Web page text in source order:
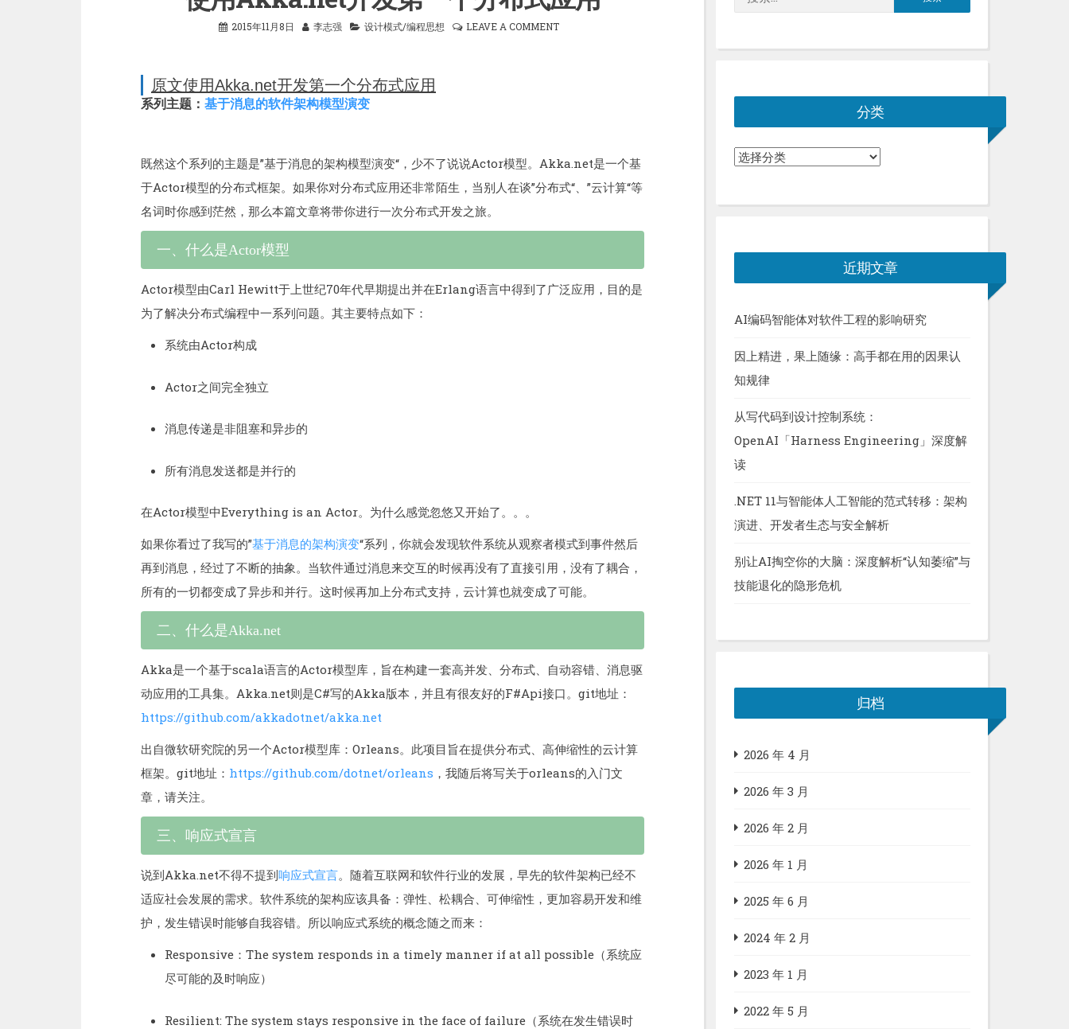
2015年11月8日 李志强 设计模式/编程思想 LEAVE A COMMENT
原文使用Akka.net开发第一个分布式应用
系列主题： 基于消息的软件架构模型演变
既然这个系列的主题是”基于消息的架构模型演变“，少不了说说Actor模型。Akka.net是一个基
于Actor模型的分布式框架。如果你对分布式应用还非常陌生，当别人在谈”分布式“、”云计算“等
名词时你感到茫然，那么本篇文章将带你进行一次分布式开发之旅。
一、什么是Actor模型
Actor模型由Carl Hewitt于上世纪70年代早期提出并在Erlang语言中得到了广泛应用，目的是
为了解决分布式编程中一系列问题。其主要特点如下：
系统由Actor构成
Actor之间完全独立
消息传递是非阻塞和异步的
所有消息发送都是并行的
在Actor模型中Everything is an Actor。为什么感觉忽悠又开始了。。。
如果你看过了我写的”基于消息的架构演变“系列，你就会发现软件系统从观察者模式到事件然后
再到消息，经过了不断的抽象。当软件通过消息来交互的时候再没有了直接引用，没有了耦合，
所有的一切都变成了异步和并行。这时候再加上分布式支持，云计算也就变成了可能。
二、什么是Akka.net
Akka是一个基于scala语言的Actor模型库，旨在构建一套高并发、分布式、自动容错、消息驱
动应用的工具集。Akka.net则是C#写的Akka版本，并且有很友好的F#Api接口。git地址：
https://github.com/akkadotnet/akka.net
出自微软研究院的另一个Actor模型库：Orleans。此项目旨在提供分布式、高伸缩性的云计算
框架。git地址： https://github.com/dotnet/orleans ，我随后将写关于orleans的入门文
章，请关注。
三、响应式宣言
说到Akka.net不得不提到响应式宣言。随着互联网和软件行业的发展，早先的软件架构已经不
适应社会发展的需求。软件系统的架构应该具备：弹性、松耦合、可伸缩性，更加容易开发和维
护，发生错误时能够自我容错。所以响应式系统的概念随之而来：
Responsive：The system responds in a timely manner if at all possible（系统应
尽可能的及时响应）
Resilient: The system stays responsive in the face of failure（系统在发生错误时
索：
分类
分
近期文章
AI编码智能体对软件工程的影响研究
因上精进，果上随缘：高手都在用的因果认
知规律
从写代码到设计控制系统：
OpenAI「Harness Engineering」深度解
读
.NET 11与智能体人工智能的范式转移：架构
演进、开发者生态与安全解析
别让AI掏空你的大脑：深度解析“认知萎缩”与
技能退化的隐形危机
归档
2026 年 4 月
2026 年 3 月
2026 年 2 月
2026 年 1 月
2025 年 6 月
2024 年 2 月
2023 年 1 月
2022 年 5 月